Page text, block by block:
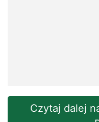
Czytaj dalej